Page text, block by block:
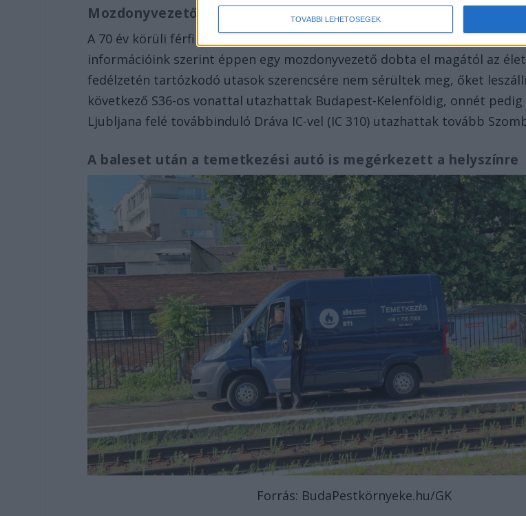
TOVÁBBI LEHETŐSÉGEK
Mozdonyvezető az áldozat
A 70 év körüli férfi azonnal szörnyethalt, teste több részre szakadt.
információink szerint éppen egy mozdonyvezető dobta el magától az
fedélzetén tartózkodó utasok szerencsére nem sérültek meg, őket
következő S36-os vonattal utazhattak Budapest-Kelenföldig, onnét pedig
Ljubljana felé továbbinduló Dráva IC-vel (IC 310) utazhattak tovább
A baleset után a temetkezési autó is megérkezett a helyszínre
Forrás: BudaPestkörnyeke.hu/GK